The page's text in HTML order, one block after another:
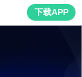
下载APP